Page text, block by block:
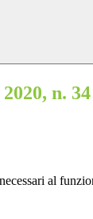
n.
al